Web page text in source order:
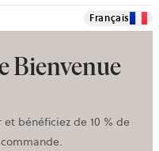
Français
Bienvenue
bénéficiez de 10 % de